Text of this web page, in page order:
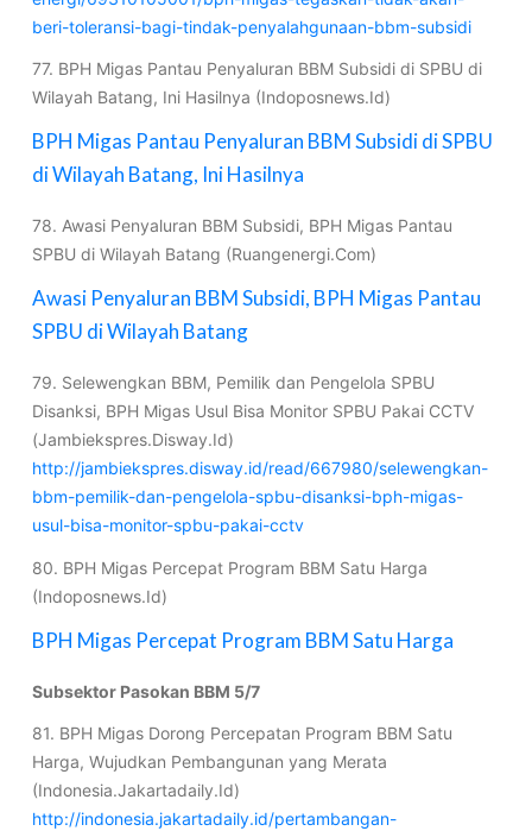
beri-toleransi-bagi-tindak-penyalahgunaan-bbm-subsidi
77. BPH Migas Pantau Penyaluran BBM Subsidi di SPBU di
Wilayah Batang, Ini Hasilnya (Indoposnews.Id)
BPH Migas Pantau Penyaluran BBM Subsidi di SPBU
di Wilayah Batang, Ini Hasilnya
78. Awasi Penyaluran BBM Subsidi, BPH Migas Pantau
SPBU di Wilayah Batang (Ruangenergi.Com)
Awasi Penyaluran BBM Subsidi, BPH Migas Pantau
SPBU di Wilayah Batang
79. Selewengkan BBM, Pemilik dan Pengelola SPBU
Disanksi, BPH Migas Usul Bisa Monitor SPBU Pakai CCTV
(Jambiekspres.Disway.Id)
http://jambiekspres.disway.id/read/667980/selewengkan-
bbm-pemilik-dan-pengelola-spbu-disanksi-bph-migas-
usul-bisa-monitor-spbu-pakai-cctv
80. BPH Migas Percepat Program BBM Satu Harga
(Indoposnews.Id)
BPH Migas Percepat Program BBM Satu Harga
Subsektor Pasokan BBM 5/7
81. BPH Migas Dorong Percepatan Program BBM Satu
Harga, Wujudkan Pembangunan yang Merata
(Indonesia.Jakartadaily.Id)
http://indonesia.jakartadaily.id/pertambangan-